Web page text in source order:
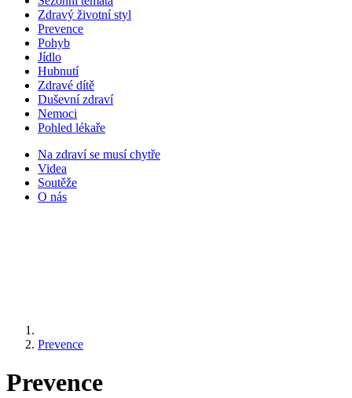
Zdravý životní styl
Prevence
Pohyb
Jídlo
Hubnutí
Zdravé dítě
Duševní zdraví
Nemoci
Pohled lékaře
Na zdraví se musí chytře
Videa
Soutěže
O nás
Prevence
Prevence